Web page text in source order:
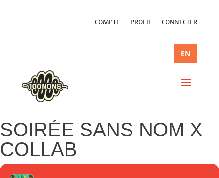
COMPTE PROFIL CONNECTER
EN
SOIRÉE SANS NOM X
COLLAB